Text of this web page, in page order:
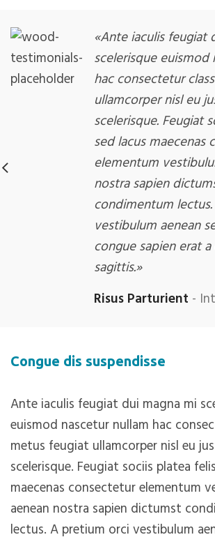
«Ante iaculis feugiat
scelerisque euismod
hac consectetur
ullamcorper nisl eu
scelerisque. Feugiat
sed lacus maecenas
elementum
nostra sapien
condimentum
vestibulum aenean
congue sapien erat
sagittis.»
Risus Parturient
Congue dis suspendisse
Ante iaculis feugiat dui magna mi
euismod nascetur nullam hac
metus feugiat ullamcorper nisl eu
scelerisque. Feugiat sociis platea
maecenas consectetur elementum
aenean nostra sapien dictumst
lectus. A pretium orci vestibulum